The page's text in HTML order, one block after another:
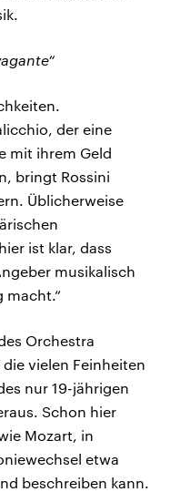
der eine
mit ihrem Geld
bringt Rossini
Üblicherweise
ist klar, dass
musikalisch
macht.“
Orchestra
vielen Feinheiten
nur 19-jährigen
Schon hier
Mozart, in
etwa
beschreiben kann.